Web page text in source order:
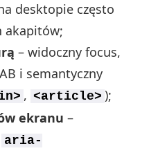
desktopie często
akapitów;
– widoczny focus,
i semantyczny
, <article> );
ekranu –
aria-